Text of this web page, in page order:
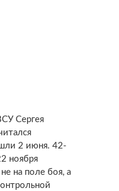
Сергея
2 июня. 42-
ноября
на поле боя, а